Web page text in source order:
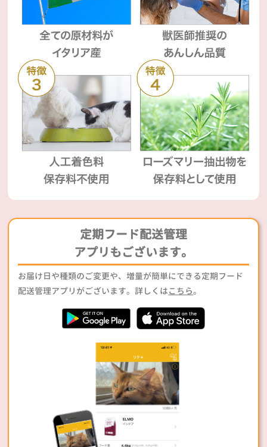
定期フード配送管理
アプリもございます。
お届け日や種類のご変更や、増量が簡単にできる定期フード
配送管理アプリがございます。詳しくはこちら。